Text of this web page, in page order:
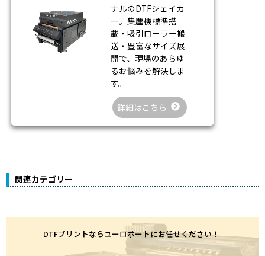
ナルのDTFシェイカ
ー。集塵機標準搭
載・吸引ローラー搬
送・豊富なサイズ展
開で、現場のあらゆ
るお悩みを解決しま
す。
詳細はこちら
関連カテゴリー
DTFプリントならユーロポートにお任せください！